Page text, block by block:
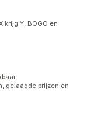
krijg Y, BOGO en
gelaagde prijzen en